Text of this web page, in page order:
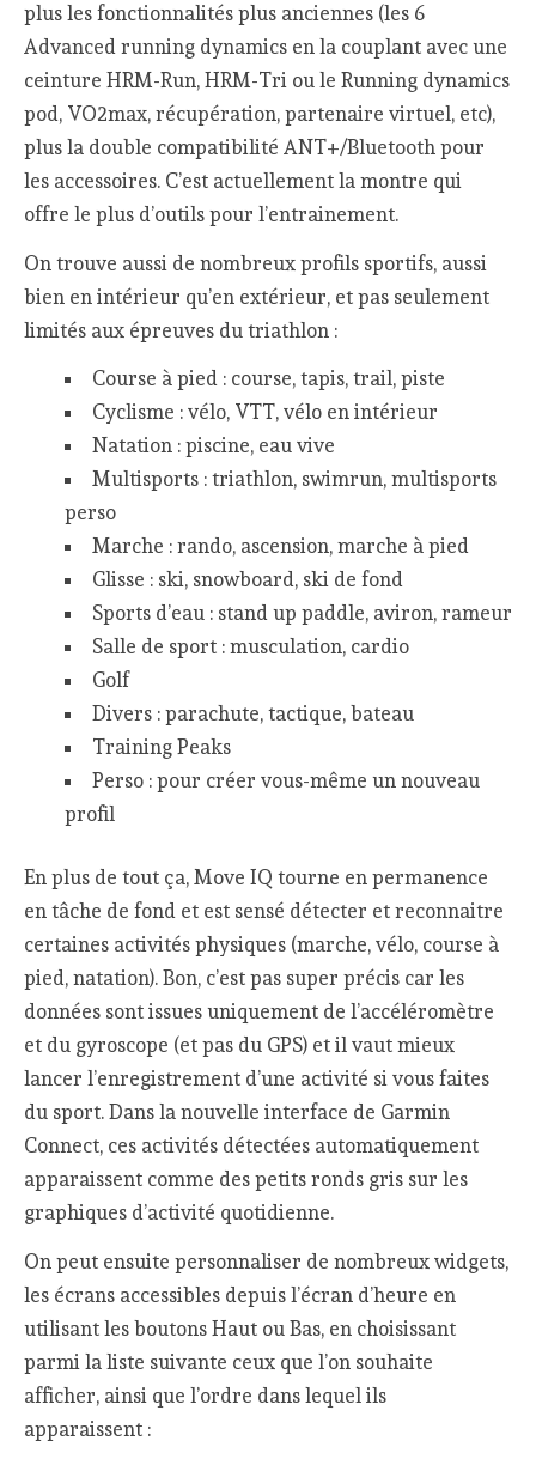
plus les fonctionnalités plus anciennes (les 6
Advanced running dynamics en la couplant avec une
ceinture HRM-Run, HRM-Tri ou le Running dynamics
pod, VO2max, récupération, partenaire virtuel, etc),
plus la double compatibilité ANT+/Bluetooth pour
les accessoires. C’est actuellement la montre qui
offre le plus d’outils pour l’entrainement.
On trouve aussi de nombreux profils sportifs, aussi
bien en intérieur qu’en extérieur, et pas seulement
limités aux épreuves du triathlon :
Course à pied : course, tapis, trail, piste
Cyclisme : vélo, VTT, vélo en intérieur
Natation : piscine, eau vive
Multisports : triathlon, swimrun, multisports
perso
Marche : rando, ascension, marche à pied
Glisse : ski, snowboard, ski de fond
Sports d’eau : stand up paddle, aviron, rameur
Salle de sport : musculation, cardio
Golf
Divers : parachute, tactique, bateau
Training Peaks
Perso : pour créer vous-même un nouveau
profil
En plus de tout ça, Move IQ tourne en permanence
en tâche de fond et est sensé détecter et reconnaitre
certaines activités physiques (marche, vélo, course à
pied, natation). Bon, c’est pas super précis car les
données sont issues uniquement de l’accéléromètre
et du gyroscope (et pas du GPS) et il vaut mieux
lancer l’enregistrement d’une activité si vous faites
du sport. Dans la nouvelle interface de Garmin
Connect, ces activités détectées automatiquement
apparaissent comme des petits ronds gris sur les
graphiques d’activité quotidienne.
On peut ensuite personnaliser de nombreux widgets,
les écrans accessibles depuis l’écran d’heure en
utilisant les boutons Haut ou Bas, en choisissant
parmi la liste suivante ceux que l’on souhaite
afficher, ainsi que l’ordre dans lequel ils
apparaissent :